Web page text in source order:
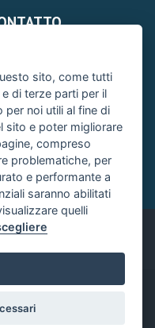
Area Ticket
Add-ons
sito, come tutti
di terze parti per il
per noi utili al fine di
sito e poter migliorare
compreso
problematiche, per
e performante a
saranno abilitati
quelli